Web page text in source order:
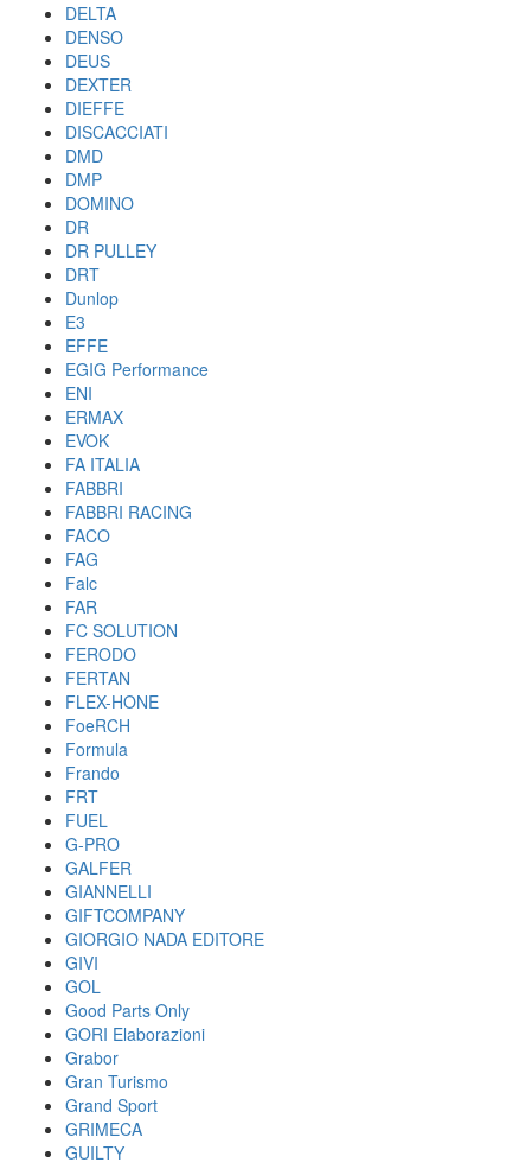
DELTA
DENSO
DEUS
DEXTER
DIEFFE
DISCACCIATI
DMD
DMP
DOMINO
DR
DR PULLEY
DRT
Dunlop
E3
EFFE
EGIG Performance
ENI
ERMAX
EVOK
FA ITALIA
FABBRI
FABBRI RACING
FACO
FAG
Falc
FAR
FC SOLUTION
FERODO
FERTAN
FLEX-HONE
FoeRCH
Formula
Frando
FRT
FUEL
G-PRO
GALFER
GIANNELLI
GIFTCOMPANY
GIORGIO NADA EDITORE
GIVI
GOL
Good Parts Only
GORI Elaborazioni
Grabor
Gran Turismo
Grand Sport
GRIMECA
GUILTY